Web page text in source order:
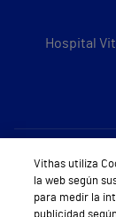
Hospital
Vithas utiliza
la web según
para medir la